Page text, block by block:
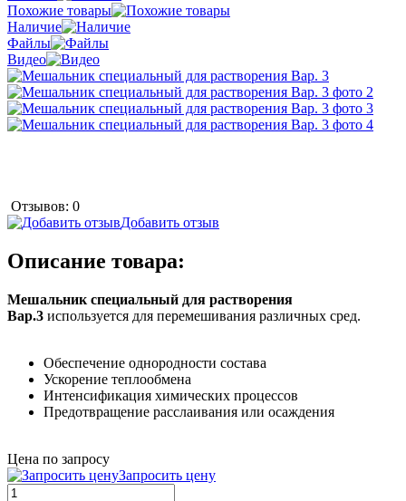
Похожие товары
Наличие
Файлы
Видео
Отзывов: 0
Добавить отзыв
Описание товара:
Мешальник специальный для растворения
Вар.3 используется для перемешивания различных сред.
Обеспечение однородности состава
Ускорение теплообмена
Интенсификация химических процессов
Предотвращение расслаивания или осаждения
Цена по запросу
Запросить цену